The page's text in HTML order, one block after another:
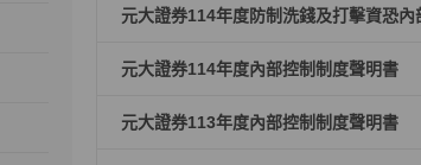
元大證券114年度防制洗錢及打擊資恐
元大證券114年度內部控制制度聲明書
元大證券113年度內部控制制度聲明書